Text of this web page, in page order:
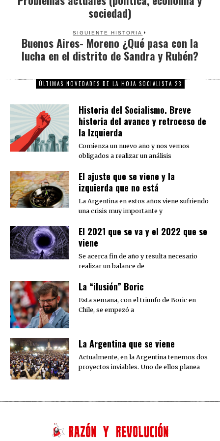
post:
sociedad)
SIGUIENTE HISTORIA
Next
post:
Buenos Aires- Moreno ¿Qué pasa con la
lucha en el distrito de Sandra y Rubén?
ÚLTIMAS NOVEDADES DE LA HOJA SOCIALISTA 23
Historia del Socialismo. Breve
historia del avance y retroceso de
la Izquierda
Comienza un nuevo año y nos vemos
obligados a realizar un análisis
El ajuste que se viene y la
izquierda que no está
La Argentina en estos años viene sufriendo
una crisis muy importante y
El 2021 que se va y el 2022 que se
viene
Se acerca fin de año y resulta necesario
realizar un balance de
La “ilusión” Boric
Esta semana, con el triunfo de Boric en
Chile, se empezó a
La Argentina que se viene
Actualmente, en la Argentina tenemos dos
proyectos inviables. Uno de ellos planea